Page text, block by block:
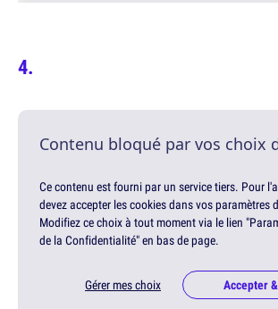
Contenu bloqué par vos choix
Ce contenu est fourni par un service tiers. Pour
devez accepter les cookies dans vos paramètres
Modifiez ce choix à tout moment via le lien
de la Confidentialité" en bas de page.
Gérer mes choix Accepter